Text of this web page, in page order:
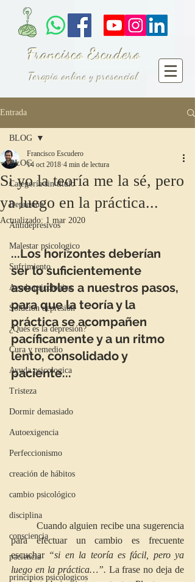
Francisco Escudero
Terapia online y presencial
Entrada
BLOG
Categoría sin título
Depresión
Antidepresivos
Malestar psicologico
Sufrimiento
Ayuda psicologica
Solucion depresión
¿Qués es la depresión?
Cura y remedio
Ayuda psicologica
Tristeza
Dormir demasiado
Autoexigencia
Perfeccionismo
creación de hábitos
cambio psicológico
disciplina
consciencia
paciencia
principios psicologicos
BLOG
Si yo la teoría me la sé, pero
ya luego en la práctica...
Francisco Escudero
14 oct 2018 4 min de lectura
Actualizado: 1 mar 2020
...Los horizontes deberían
ser lo suficientemente
asequibles a nuestros pasos,
para que la teoría y la
práctica se acompañen
pacíficamente y a un ritmo
lento, consolidado y
paciente...
para efectuar un cambio es frecuente
escuchar “si en la teoría es fácil, pero ya
luego en la práctica…”. La frase no deja de